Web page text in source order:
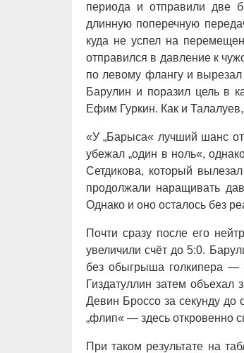
периода и отправили две
длинную поперечную
куда не успел на
отправился в давление к
по левому флангу и
Барулин и поразил цель в
Ефим Гуркин. Как и
«У „Барыса« лучший шанс
убежал „один в ноль«,
Сетдикова, который
продолжали наращивать
Однако и оно осталось без
Почти сразу после его
увеличили счёт до 5:0.
без обыгрыша голкипера —
Гиздатуллин затем объехал
Девин Броссо за секунду
„флип« — здесь откровенно
При таком результате на